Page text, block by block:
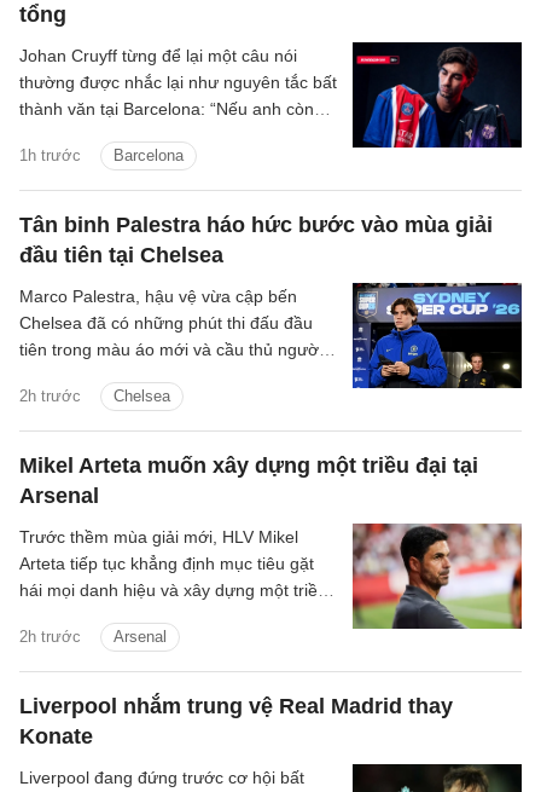
tổng
1h trước Barcelona
Johan Cruyff từng để lại một câu nói
thường được nhắc lại như nguyên tắc bất
thành văn tại Barcelona: “Nếu anh còn
Barcelona, anh không còn hữu ích với
chúng tôi nữa.”
Tân binh Palestra háo hức bước vào mùa giải
đầu tiên tại Chelsea
2h trước Chelsea
Marco Palestra, hậu vệ vừa cập bến
Chelsea đã có những phút thi đấu đầu
tiên trong màu áo mới và cầu thủ người
Mikel Arteta muốn xây dựng một triều đại tại
Arsenal
2h trước Arsenal
Trước thềm mùa giải mới, HLV Mikel
Arteta tiếp tục khẳng định mục tiêu gặt
hái mọi danh hiệu và xây dựng một triều
Liverpool nhắm trung vệ Real Madrid thay
Konate
Liverpool đang đứng trước cơ hội bất